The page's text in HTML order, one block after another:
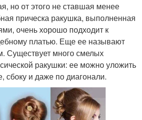
но от этого не ставшая менее
прическа ракушка, выполненная
очень хорошо подходит к
платью. Еще ее называют
Существует много смелых
ракушки: ее можно уложить
сбоку и даже по диагонали.